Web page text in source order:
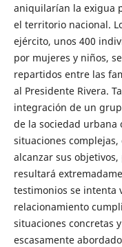
aniquilarían la exigua
el territorio nacional.
ejército, unos 400
por mujeres y niños,
repartidos entre las
al Presidente Rivera.
integración de un
de la sociedad
situaciones
alcanzar sus
resultará
testimonios se intenta
relacionamiento
situaciones concretas
escasamente